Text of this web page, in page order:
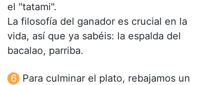
el "tatami".
La filosofía del ganador es crucial en la
vida, así que ya sabéis: la espalda del
bacalao, parriba.
Para culminar el plato, rebajamos un